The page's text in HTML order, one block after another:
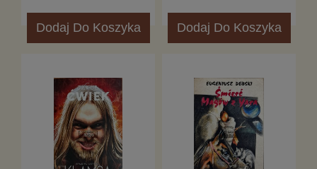
Dodaj Do Koszyka Dodaj Do Koszyka